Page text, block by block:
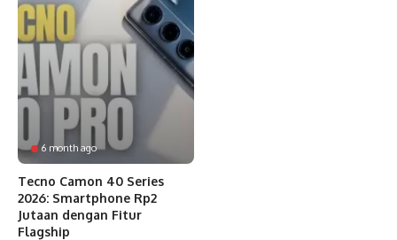
6 month ago
Tecno Camon 40 Series
2026: Smartphone Rp2
Jutaan dengan Fitur
Flagship